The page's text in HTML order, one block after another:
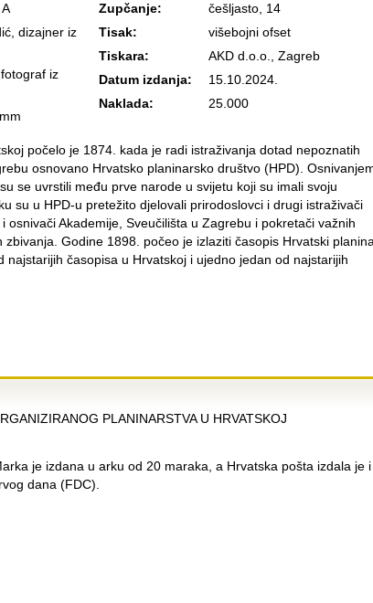
dizajner iz
iz
Zupčanje:
češljasto, 14
Tisak:
višebojni ofset
Tiskara:
AKD d.o.o., Zagreb
Datum izdanja:
15.10.2024.
Naklada:
25.000
počelo je 1874. kada je radi istraživanja dotad nepoznatih
osnovano Hrvatsko planinarsko društvo (HPD).
se uvrstili među prve narode u svijetu koji su imali svoju
su u HPD-u pretežito djelovali prirodoslovci i drugi istraživači
osnivači Akademije, Sveučilišta u Zagrebu i pokretači važnih
Godine 1898. počeo je izlaziti časopis Hrvatski
najstarijih časopisa u Hrvatskoj i ujedno jedan od najstarijih
PLANINARSTVA U HRVATSKOJ
je izdana u arku od 20 maraka, a Hrvatska pošta izdala je i
dana (FDC).